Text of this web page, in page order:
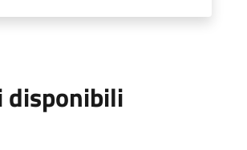
disponibili